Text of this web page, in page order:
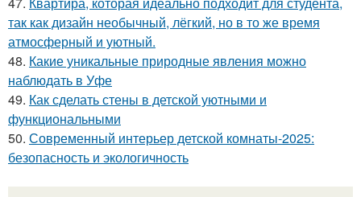
так как дизайн необычный, лёгкий, но в то же время
атмосферный и уютный.
48. Какие уникальные природные явления можно
наблюдать в Уфе
49. Как сделать стены в детской уютными и
функциональными
50. Современный интерьер детской комнаты-2025:
безопасность и экологичность